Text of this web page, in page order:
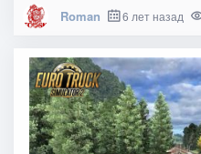
Roman 6 лет назад